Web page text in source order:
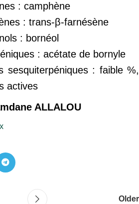
: camphène
: trans-β-farnésène
: bornéol
: acétate de bornyle
: faible %,
actives
ALLALOU
Older